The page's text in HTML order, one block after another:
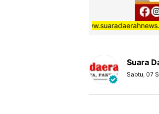
Media online www.suaradaerahnews.com,
Suara
Sabtu, 07